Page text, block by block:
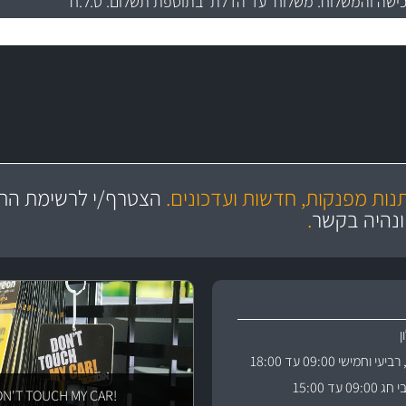
סידרנו לכם מחלקת נורות
מקצועיות
ושירות מצויין מפנקות, חדשות ועדכונים. הצטרף/י לרשימת
ונהיה בקשר.
09:00 עד 18:00
15:00
!DON'T TOUCH MY CAR